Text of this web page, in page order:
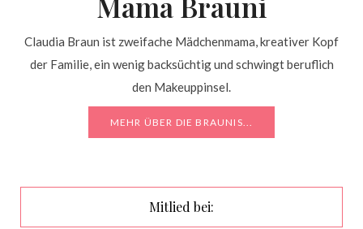
Claudia Braun ist zweifache Mädchenmama, kreativer Kopf
der Familie, ein wenig backsüchtig und schwingt beruflich
den Makeuppinsel.
MEHR ÜBER DIE BRAUNIS...
Mitlied bei: